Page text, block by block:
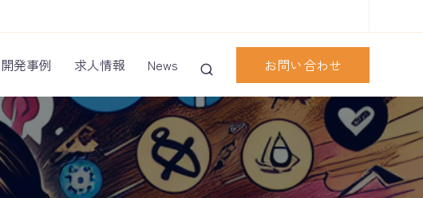
開発事例 求人情報 News お問い合わせ